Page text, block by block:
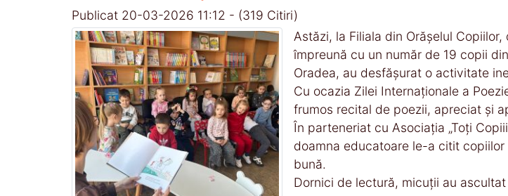
Publicat 20-03-2026 11:12 - (319 Citiri)
Astăzi, la Filiala din Orășelul
împreună cu un număr de 19 copii
Oradea, au desfășurat o activitate
Cu ocazia Zilei Internaționale a
frumos recital de poezii, apreciat și
În parteneriat cu Asociația „Toți
doamna educatoare le-a citit copiilor
bună.
Dornici de lectură, micuții au